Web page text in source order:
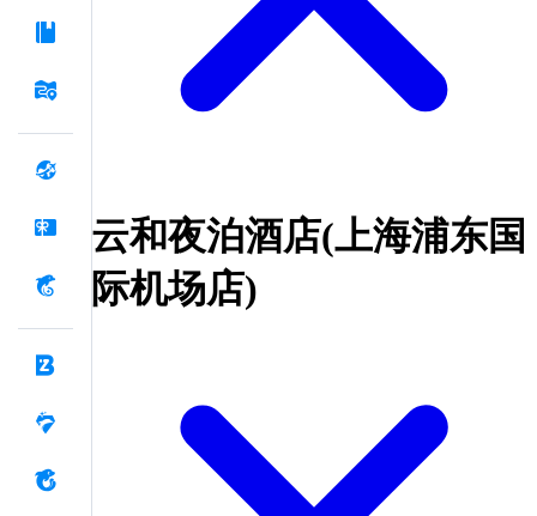
云和夜泊酒店(上海浦东国
际机场店)